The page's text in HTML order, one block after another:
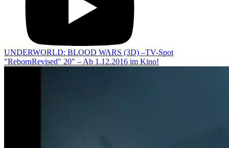
UNDERWORLD: BLOOD WARS (3D) –TV-Spot
"RebornRevised" 20" – Ab 1.12.2016 im Kino!